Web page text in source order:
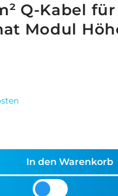
Q-Kabel
Modul
In den Warenkorb